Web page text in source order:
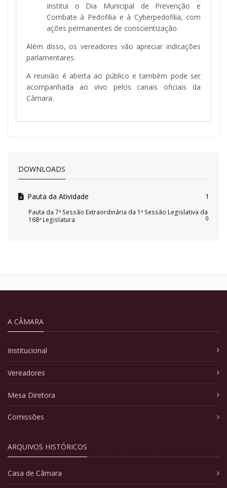
Institui o Dia Municipal de Prevenção e
Combate à Pedofilia e à Cyberpedofilia, com
ações permanentes de conscientização.
Além disso, os vereadores vão apreciar indicações
parlamentares.
A reunião é aberta ao público e também pode ser
acompanhada ao vivo pelos canais oficiais da
Câmara.
DOWNLOADS
Pauta da Atividade 1
Pauta da 7ª Sessão Extraordinária da 1ª Sessão Legislativa da
168ª Legislatura
0
A CÂMARA
Institucional
Vereadores
Mesa Diretora
Comissões
ARQUIVOS HISTÓRICOS
Casa de Câmara